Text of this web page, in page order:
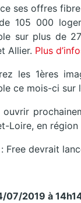
ses offres
105 000
sur plus de
Allier. Plus
les 1ères
ce mois-ci sur
ouvrir
Loire, en
: Free devrait
07/2019 à